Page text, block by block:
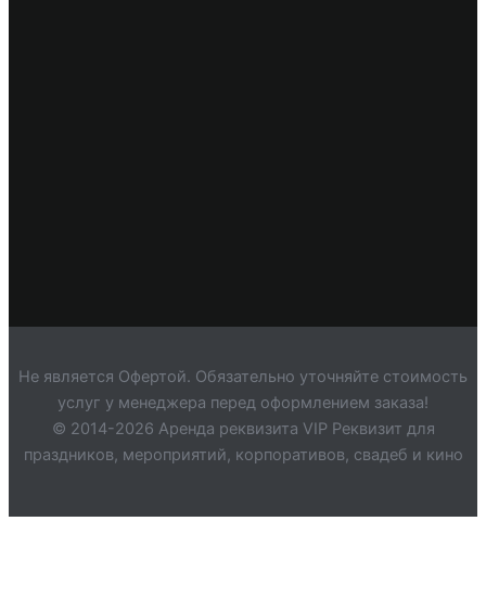
Не является Офертой. Обязательно уточняйте стоимость
услуг у менеджера перед оформлением заказа!
© 2014-2026 Аренда реквизита VIP Реквизит для
праздников, мероприятий, корпоративов, свадеб и кино